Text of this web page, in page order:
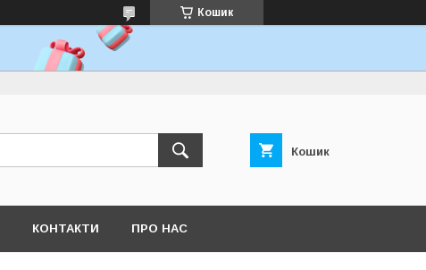
Кошик
Кошик
КОНТАКТИ ПРО НАС